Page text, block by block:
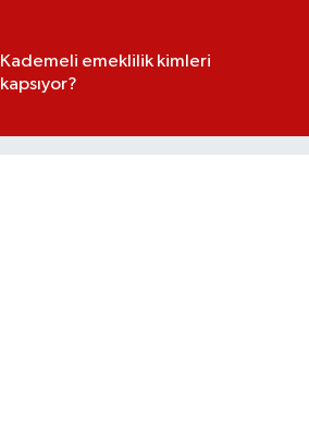
Kademeli emeklilik kimleri
kapsıyor?